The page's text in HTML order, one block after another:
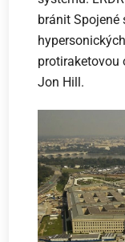
bránit
protiraketovou
Jon Hill.